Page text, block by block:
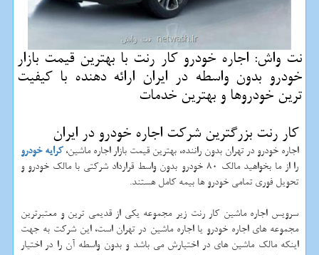
نت واش: اجاره خودرو كار رنت با بهترین قیمت بازار
خودرو بدون واسطه در ایران ارائه دهنده با كیفیت
ترین خودروها و بهترین خدمات
کار رنت بزرگترین شرکت اجاره خودرو در ایران
اجاره خودرو در تهران بدون راننده، بهترین قیمت بازار اجاره ماشین،کرایه خودرو
را از ما بخواهید مالک 80 خودرو بدون واسط قرارداد شرکتی با مالک خودرو و
تحویل فوری تمامی خودرو ها بیمه کامل هستند.
سرویس اجاره ماشین کار رنت زیر مجموعه یکی از قدیمی ترین و معتبرترین
مجموعه های اجاره خودرو یا اجاره ماشین در تهران است، این شرکت به جهت
اینکه مالک ماشین های در اختیارش می باشد و بدون واسطه آن را در اختیار